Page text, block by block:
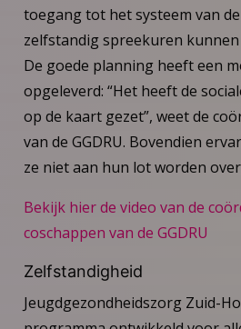
toegang tot het systeem van de
zelfstandig spreekuren
De goede planning heeft een
opgeleverd: “Het heeft de
op de kaart gezet”, weet de
van de GGDRU. Bovendien
ze niet aan hun lot worden
Bekijk hier de video van de
coschappen van de GGDRU
Zelfstandigheid
Jeugdgezondheidszorg Zuid-